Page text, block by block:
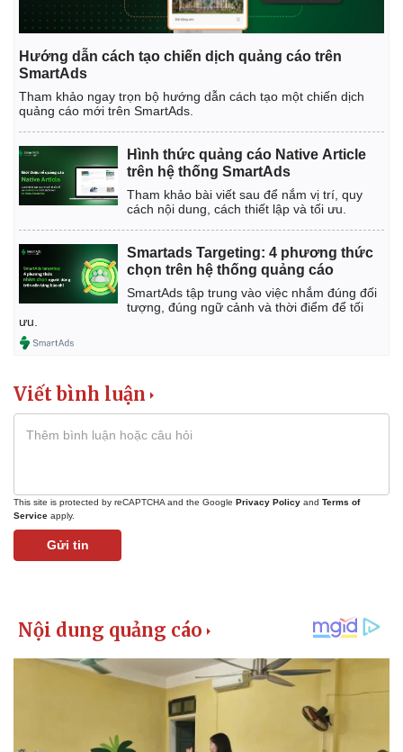
Kinh tế
Bất động sản
Khởi nghiệp
Giá vàng
Tỷ giá
Hướng dẫn cách tạo chiến dịch quảng cáo trên
SmartAds
Tham khảo ngay trọn bộ hướng dẫn cách tạo một chiến dịch
quảng cáo mới trên SmartAds.
Hình thức quảng cáo Native Article
trên hệ thống SmartAds
Tham khảo bài viết sau để nắm vị trí, quy
cách nội dung, cách thiết lập và tối ưu.
Smartads Targeting: 4 phương thức
chọn trên hệ thống quảng cáo
SmartAds tập trung vào việc nhắm đúng đối
tượng, đúng ngữ cảnh và thời điểm để tối
ưu.
Viết bình luận
This site is protected by reCAPTCHA and the Google Privacy Policy and Terms of
Service apply.
Gửi tin